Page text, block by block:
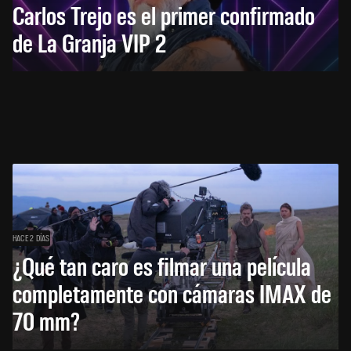
Carlos Trejo es el primer confirmado
de La Granja VIP 2
HACE 2 DÍAS
¿Qué tan caro es filmar una película
completamente con cámaras IMAX de
70 mm?